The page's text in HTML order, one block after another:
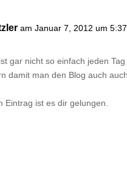
am Januar 7, 2012 um 5:37
gar nicht so einfach jeden
damit man den Blog auch
Eintrag ist es dir gelungen.